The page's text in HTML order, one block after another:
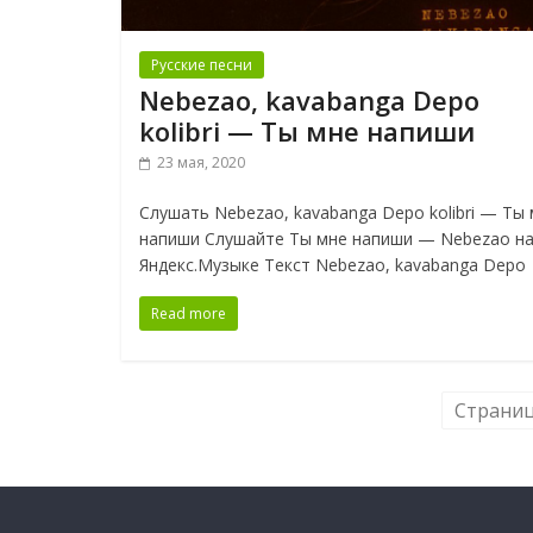
Русские песни
Nebezao, kavabanga Depo
kolibri — Ты мне напиши
23 мая, 2020
Слушать Nebezao, kavabanga Depo kolibri — Ты
напиши Слушайте Ты мне напиши — Nebezao на
Яндекс.Музыке Текст Nebezao, kavabanga Depo
Read more